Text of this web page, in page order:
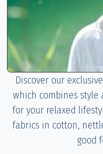
Discover our
which combines style
for your relaxed
fabrics in cotton,
good